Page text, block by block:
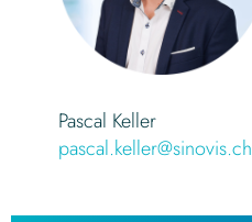
Pascal Keller
pascal.keller@sinovis.ch